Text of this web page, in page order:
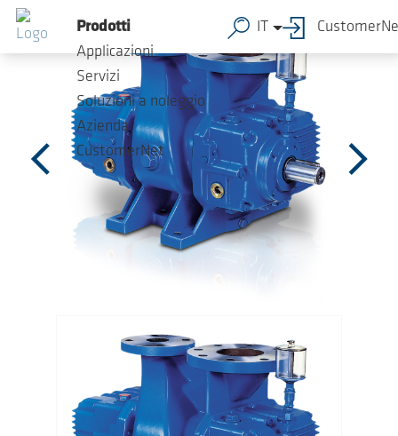
Salta al contenuto principale
Prodotti
Applicazioni
Servizi
Soluzioni a noleggio
Azienda
CustomerNet
IT